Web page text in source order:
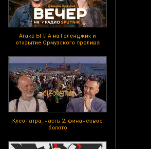
Атака БПЛА на Геленджик и
открытие Ормузского пролива
Клеопатра, часть 2: финансовое
болото